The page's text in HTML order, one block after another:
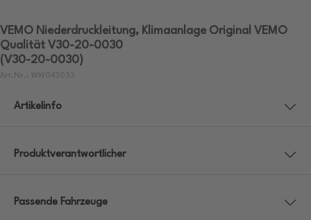
VEMO Niederdruckleitung, Klimaanlage Original VEMO
Qualität V30-20-0030
(V30-20-0030)
Art.Nr.: WW043033
Artikelinfo
Produktverantwortlicher
Passende Fahrzeuge